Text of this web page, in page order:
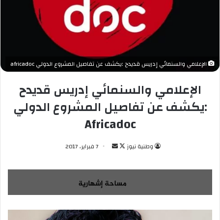
الإعلامي والسنمائي إدريس قديدح :يكشف عن تفاصيل المشروع الدولي africadoc
الإعلامي والسنمائي إدريس قديدح
:يكشف عن تفاصيل المشروع الدولي
Africadoc
وطنية نيوز
ت
ب
ع
ع
ى
س
ل
ب
7 فبراير، 2017